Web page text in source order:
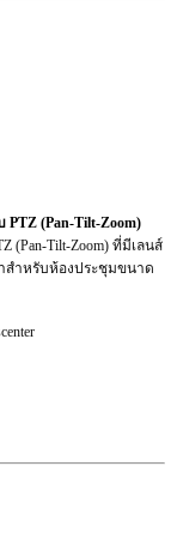
PTZ (Pan-Tilt-Zoom)
(Pan-Tilt-Zoom) ที่มีเลนส์
สำหรับห้องประชุมขนาด